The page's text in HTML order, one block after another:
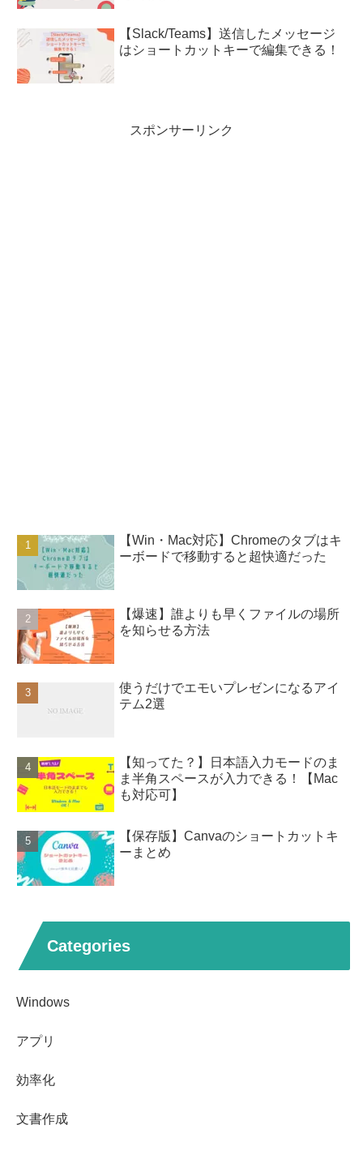
【Slack/Teams】送信したメッセージ
はショートカットキーで編集できる！
スポンサーリンク
【Win・Mac対応】Chromeのタブはキ
ーボードで移動すると超快適だった
【爆速】誰よりも早くファイルの場所
を知らせる方法
使うだけでエモいプレゼンになるアイ
テム2選
【知ってた？】日本語入力モードのま
ま半角スペースが入力できる！【Mac
も対応可】
【保存版】Canvaのショートカットキ
ーまとめ
Categories
Windows
アプリ
効率化
文書作成